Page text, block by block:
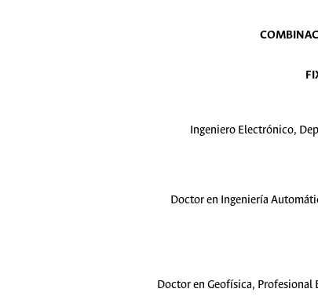
Ingeniero Electrónico,
Doctor en Ingeniería
Doctor en Geofísica,